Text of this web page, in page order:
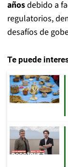
añosdebido a
regulatorios,
desafíos de
Te puede